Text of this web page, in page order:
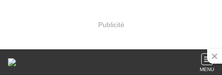
Publicité
MENU